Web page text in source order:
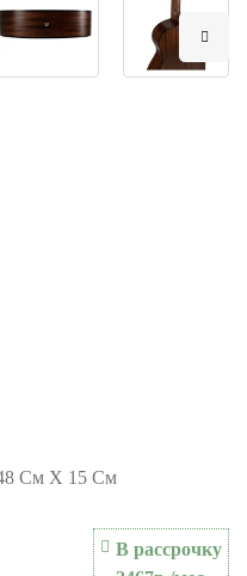
См X 15 См
В рассрочку